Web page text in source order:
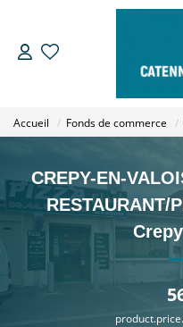
Accueil Fonds de commerce
CREPY-EN-
RESTAURANT/